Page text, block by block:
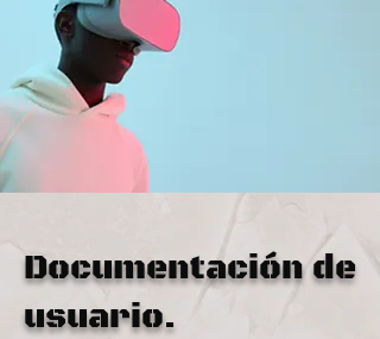
Documentación de
usuario.